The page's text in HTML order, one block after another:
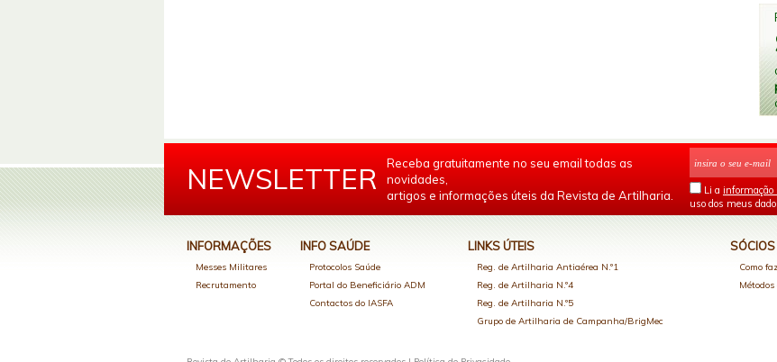
NEWSLETTER
Receba gratuitamente no seu email todas as
novidades,
artigos e informações úteis da Revista de Artilharia.
Li a informação
uso dos meus
INFORMAÇÕES
Messes Militares
Recrutamento
INFO SAÚDE
Protocolos Saúde
Portal do Beneficiário ADM
Contactos do IASFA
LINKS ÚTEIS
Reg. de Artilharia Antiaérea N.º1
Reg. de Artilharia N.º4
Reg. de Artilharia N.º5
Grupo de Artilharia de Campanha/BrigMec
SÓCIOS
Como